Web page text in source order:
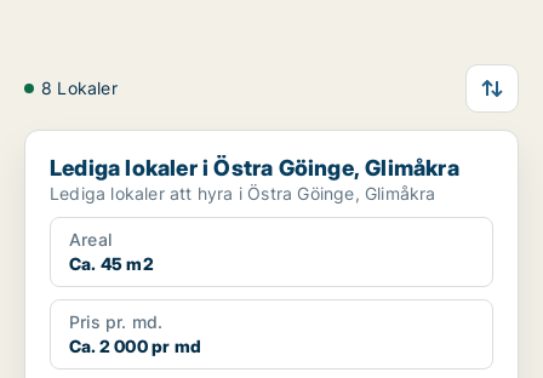
8 Lokaler
Lediga lokaler i Östra Göinge, Glimåkra
Lediga lokaler i Östra Göinge, Glimåkra
Lediga lokaler att hyra i Östra Göinge, Glimåkra
Areal
Ca. 45 m2
Pris pr. md.
Ca. 2 000 pr md